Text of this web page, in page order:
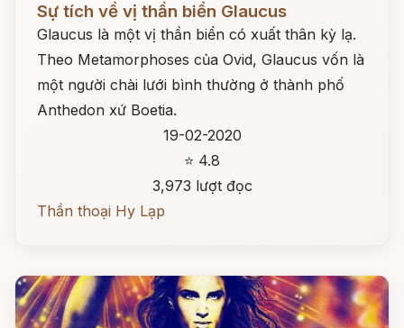
Sự tích về vị thần biển Glaucus
Glaucus là một vị thần biển có xuất thân kỳ lạ.
Theo Metamorphoses của Ovid, Glaucus vốn là
một người chài lưới bình thường ở thành phố
Anthedon xứ Boetia.
19-02-2020
⭐ 4.8
3,973 lượt đọc
Thần thoại Hy Lạp